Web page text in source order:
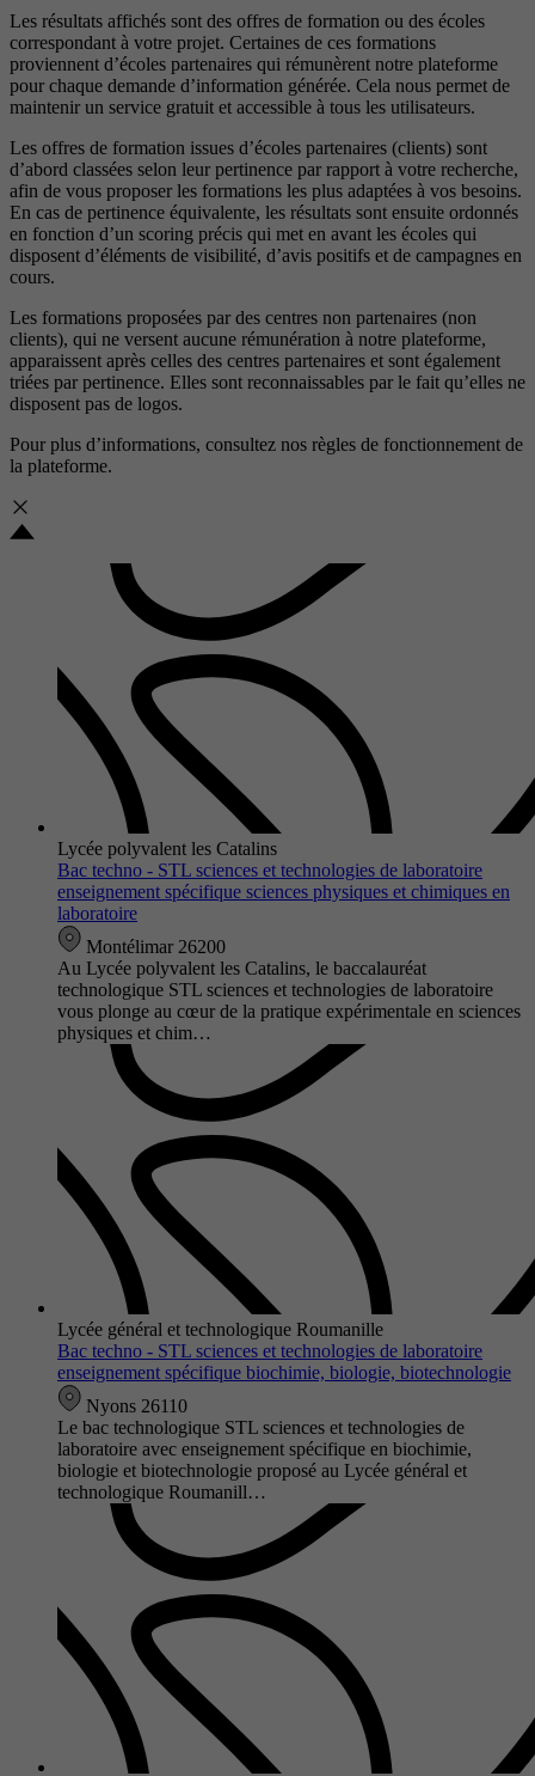
Les résultats affichés sont des offres de formation ou des écoles
correspondant à votre projet. Certaines de ces formations
proviennent d’écoles partenaires qui rémunèrent notre plateforme
pour chaque demande d’information générée. Cela nous permet de
maintenir un service gratuit et accessible à tous les utilisateurs.
Les offres de formation issues d’écoles partenaires (clients) sont
d’abord classées selon leur pertinence par rapport à votre recherche,
afin de vous proposer les formations les plus adaptées à vos besoins.
En cas de pertinence équivalente, les résultats sont ensuite ordonnés
en fonction d’un scoring précis qui met en avant les écoles qui
disposent d’éléments de visibilité, d’avis positifs et de campagnes en
cours.
Les formations proposées par des centres non partenaires (non
clients), qui ne versent aucune rémunération à notre plateforme,
apparaissent après celles des centres partenaires et sont également
triées par pertinence. Elles sont reconnaissables par le fait qu’elles ne
disposent pas de logos.
Pour plus d’informations, consultez nos règles de fonctionnement de
la plateforme.
Lycée polyvalent les Catalins
Bac techno - STL sciences et technologies de laboratoire
enseignement spécifique sciences physiques et chimiques en
laboratoire
Montélimar 26200
Au Lycée polyvalent les Catalins, le baccalauréat
technologique STL sciences et technologies de laboratoire
vous plonge au cœur de la pratique expérimentale en sciences
physiques et chim…
Lycée général et technologique Roumanille
Bac techno - STL sciences et technologies de laboratoire
enseignement spécifique biochimie, biologie, biotechnologie
Nyons 26110
Le bac technologique STL sciences et technologies de
laboratoire avec enseignement spécifique en biochimie,
biologie et biotechnologie proposé au Lycée général et
technologique Roumanill…